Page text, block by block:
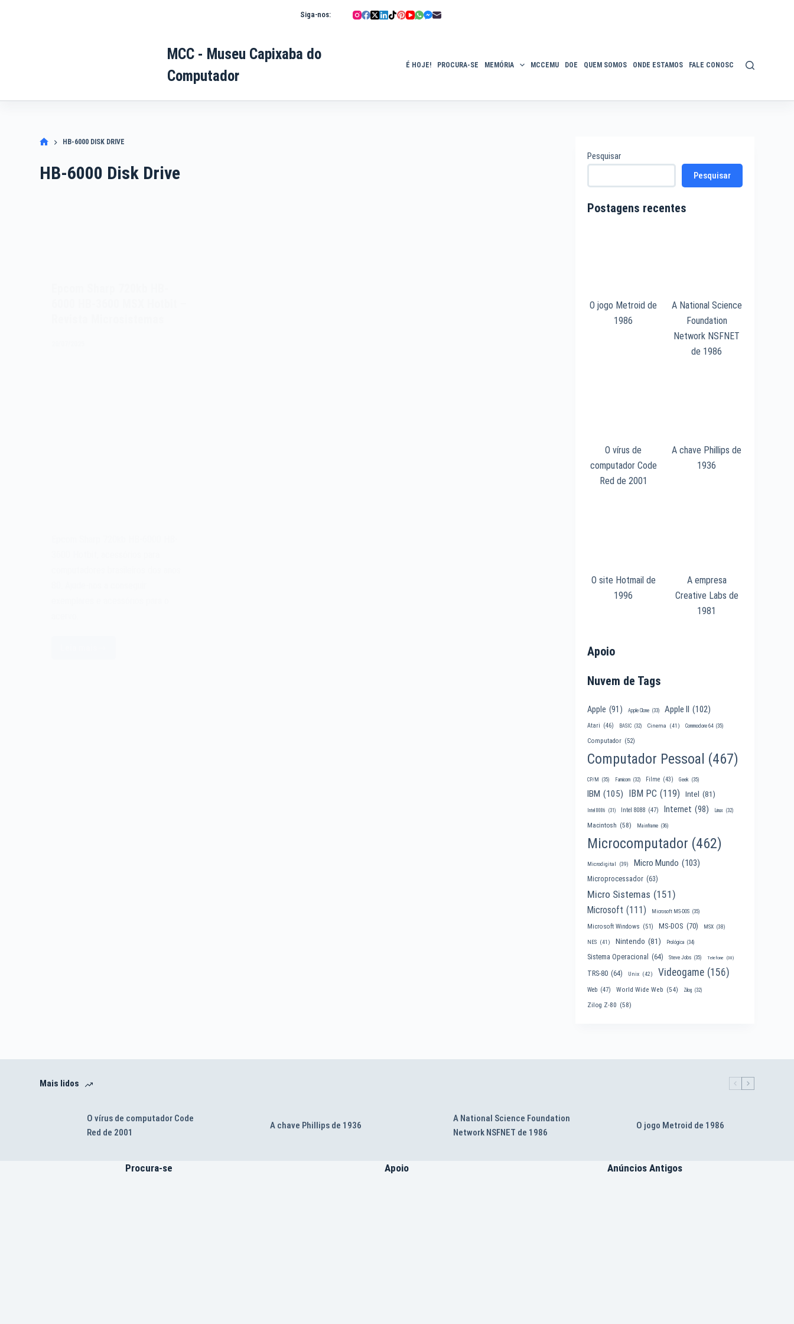
Siga-nos:
MCC - Museu Capixaba do
Computador
É HOJE! PROCURA-SE MEMÓRIA MCCEMU DOE QUEM SOMOS ONDE ESTAMOS FALE CONOSCO POLÍTICA DE
HB-6000 DISK DRIVE
HB-6000 Disk Drive
Pesquisar
Pesquisar
Postagens recentes
O jogo Metroid de
1986
A National Science
Foundation
Network NSFNET
de 1986
O vírus de
computador Code
Red de 2001
A chave Phillips de
1936
O site Hotmail de
1996
A empresa
Creative Labs de
1981
Apoio
Nuvem de Tags
Apple (91) Apple Clone (33) Apple II (102)
Atari (46) BASIC (32) Cinema (41) Commodore 64 (35)
Computador (52)
Computador Pessoal (467)
CP/M (35) Famicom (32) Filme (43) Geek (35)
IBM (105) IBM PC (119) Intel (81)
Intel 8086 (31) Intel 8088 (47) Internet (98) Linux (32)
Macintosh (58) Mainframe (36)
Microcomputador (462)
Microdigital (39) Micro Mundo (103)
Microprocessador (63)
Micro Sistemas (151)
Microsoft (111) Microsoft MS-DOS (35)
Microsoft Windows (51) MS-DOS (70) MSX (38)
NES (41) Nintendo (81) Prológica (34)
Sistema Operacional (64) Steve Jobs (35) Telefone (30)
TRS-80 (64) Unix (42) Videogame (156)
Web (47) World Wide Web (54) Zilog (32)
Zilog Z-80 (58)
Mais lidos
O vírus de computador Code
Red de 2001
A chave Phillips de 1936
A National Science Foundation
Network NSFNET de 1986
O jogo Metroid de 1986
Procura-se Apoio Anúncios Antigos